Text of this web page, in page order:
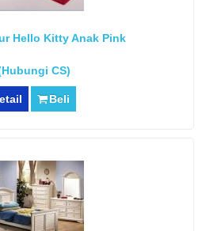
Hello Kitty Anak Pink
CS)
Beli